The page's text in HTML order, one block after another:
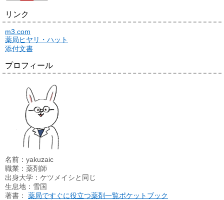
リンク
m3.com
薬局ヒヤリ・ハット
添付文書
プロフィール
名前：yakuzaic
職業：薬剤師
出身大学：ケツメイシと同じ
生息地：雪国
著書： 薬局ですぐに役立つ薬剤一覧ポケットブック